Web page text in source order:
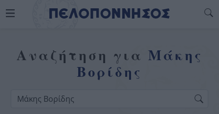
Αναζήτηση για Μάκης
Βορίδης